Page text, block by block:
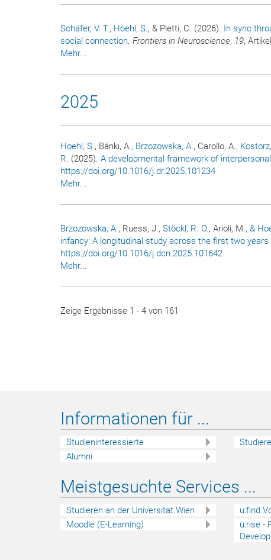
Schäfer, V. T., Hoehl, S., & Pletti, C. (2026). In sync
social connection. Frontiers in Neuroscience, 19,
Mehr...
2025
Hoehl, S., Bánki, A., Brzozowska, A., Carollo, A.,
R. (2025). A developmental framework of
https://doi.org/10.1016/j.dr.2025.101234
Mehr...
Brzozowska, A., Ruess, J., Stöckl, R. O., Arioli, M., &
infancy: A longitudinal study across the first two
https://doi.org/10.1016/j.dcn.2025.101642
Mehr...
Zeige Ergebnisse 1 - 4 von 161
Informationen für ...
Studieninteressierte
Alumni
Meistgesuchte Services ...
Studieren an der Universität Wien u:find
Moodle (E-Learning)
u:rise -